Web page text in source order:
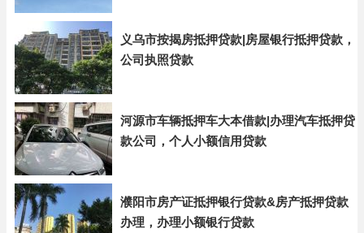
义乌市按揭房抵押贷款|房屋银行抵押贷款，
公司执照贷款
河源市车辆抵押车大本借款|办理汽车抵押贷
款公司，个人小额信用贷款
濮阳市房产证抵押银行贷款&房产抵押贷款
办理，办理小额银行贷款